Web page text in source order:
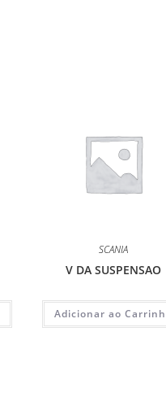
SCANIA
V DA SUSPENSAO
Adicionar ao